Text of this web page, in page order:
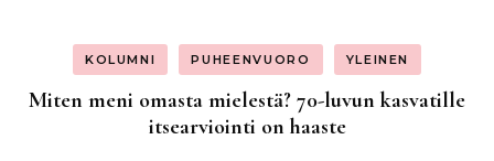
KOLUMNI PUHEENVUORO YLEINEN
Miten meni omasta mielestä? 70-luvun kasvatille
itsearviointi on haaste